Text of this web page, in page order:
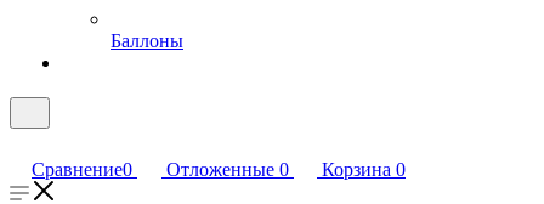
Баллоны
Сравнение0 Отложенные 0 Корзина 0